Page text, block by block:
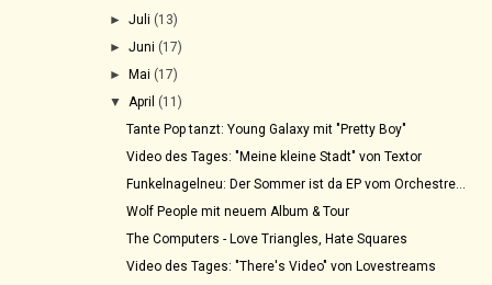
►Juli (13)
►Juni (17)
►Mai (17)
▼ April (11)
Tante Pop tanzt: Young Galaxy mit "Pretty Boy"
Video des Tages: "Meine kleine Stadt" von Textor
Funkelnagelneu: Der Sommer ist da EP vom Orchestre...
Wolf People mit neuem Album & Tour
The Computers - Love Triangles, Hate Squares
Video des Tages: "There's Video" von Lovestreams